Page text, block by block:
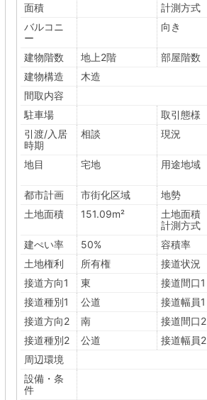
面積
計測方式
バルコニ
ー
向き
建物階数 地上2階
部屋階数
建物構造
木造
間取内容
駐車場
取引態様
引渡/入居
時期
相談 現況
地目 宅地 用途地域
都市計画
市街化区域
地勢
土地面積
151.09m²
土地面積
計測方式
建ぺい率 50% 容積率
土地権利
所有権 接道状況
接道方向1
東 接道間口1
接道種別1
公道 接道幅員1
接道方向2
南 接道間口2
接道種別2
公道 接道幅員2
周辺環境
設備・条
件